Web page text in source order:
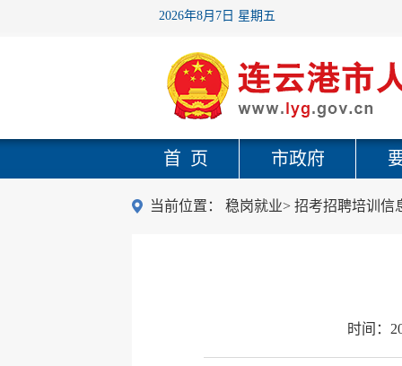
2026年8月7日 星期五
首 页 市政府
当前位置： 稳岗就业> 招考招聘培训信
时间：